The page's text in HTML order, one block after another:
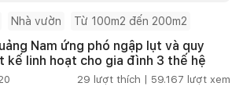
Nhà vườn Từ 100m2 đến 200m2
Nam ứng phó ngập lụt và quy
kế linh hoạt cho gia đình 3 thế hệ
29 lượt thích | 59.167 lượt xem